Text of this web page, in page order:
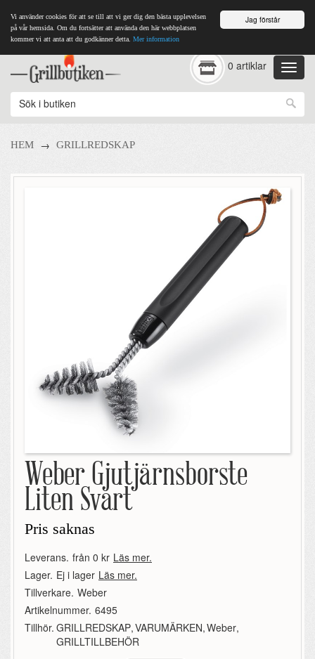
Jag förstår
Vi använder cookies för att se till att vi ger dig den bästa upplevelsen
på vår hemsida. Om du fortsätter att använda den här webbplatsen
kommer vi att anta att du godkänner detta. Mer information
0 artiklar
HEM → GRILLREDSKAP
Weber Gjutjärnsborste
Liten Svart
Pris saknas
Leverans. från 0 kr Läs mer.
Lager. Ej i lager Läs mer.
Tillverkare. Weber
Artikelnummer. 6495
Tillhör. GRILLREDSKAP,VARUMÄRKEN,Weber,
GRILLTILLBEHÖR